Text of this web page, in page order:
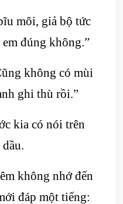
môi, giả bộ tức
đúng không.”
không có mùi
ghi thù rồi.”
kia có nói trên
không nhớ đến
đáp một tiếng: